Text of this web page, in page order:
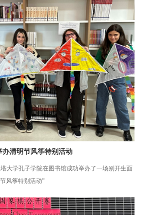
清明节风筝特别活动
大学孔子学院在图书馆成功举办了一场别开生面
风筝特别活动”